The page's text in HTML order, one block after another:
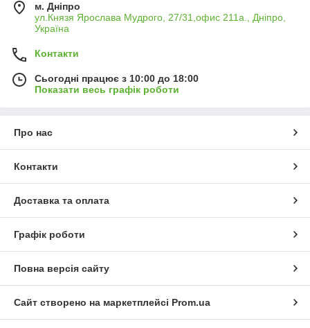
м. Дніпро
ул.Князя Ярослава Мудрого, 27/31,офис 211а., Дніпро,
Україна
Контакти
Сьогодні працює з 10:00 до 18:00
Показати весь графік роботи
Про нас
Контакти
Доставка та оплата
Графік роботи
Повна версія сайту
Сайт створено на маркетплейсі Prom.ua